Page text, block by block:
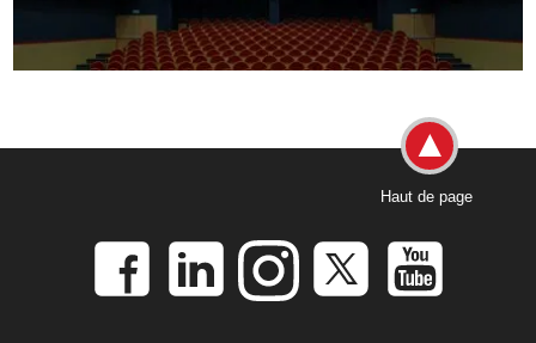
Haut de page